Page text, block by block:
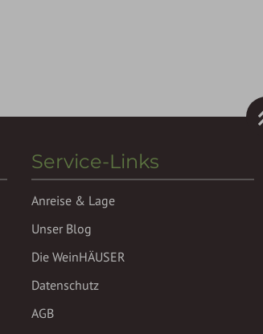
Service-Links
Anreise & Lage
Unser Blog
Die WeinHÄUSER
Datenschutz
AGB